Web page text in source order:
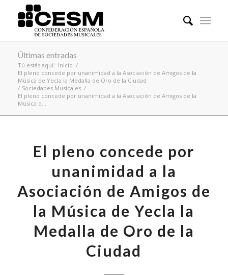
Últimas entradas
Tú estás aquí: Inicio /
El pleno concede por unanimidad a la Asociación de Amigos de la
Música de Yecla la Medalla de Oro de la Ciudad
/ Sociedades Musicales /
El pleno concede por unanimidad a la Asociación de Amigos de la
Música d...
El pleno concede por
unanimidad a la
Asociación de Amigos de
la Música de Yecla la
Medalla de Oro de la
Ciudad